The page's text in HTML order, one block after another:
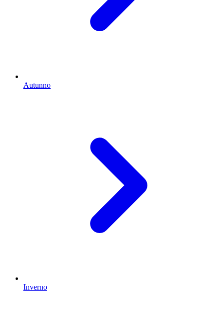
Autunno
Inverno